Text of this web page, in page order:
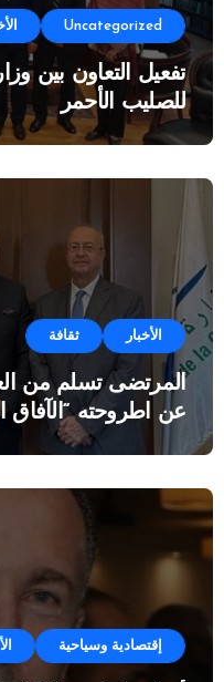
Uncategorized
تفعيل التعاون بين
للصليب الأحمر
الأخبار ثقافة
المرتضى تسلم من
عن اطروحته “الآفاق
إقتصادية وسياحية